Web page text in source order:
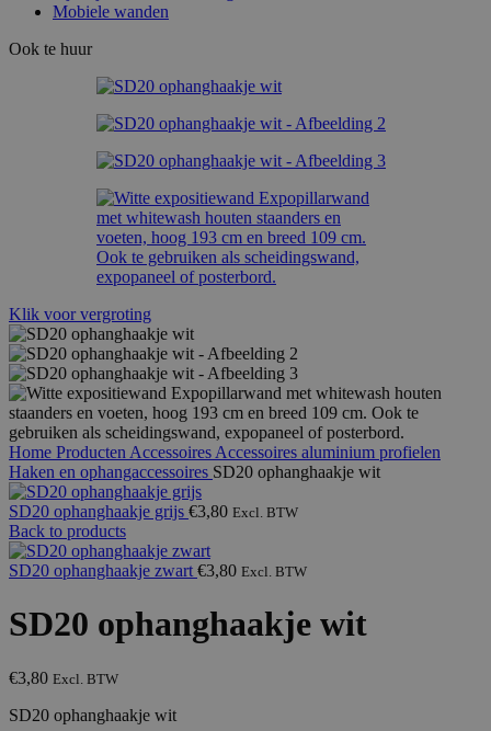
Mobiele wanden
Ook te huur
Klik voor vergroting
Home Producten Accessoires Accessoires aluminium profielen
Haken en ophangaccessoires SD20 ophanghaakje wit
SD20 ophanghaakje grijs €3,80 Excl. BTW
Back to products
SD20 ophanghaakje zwart €3,80 Excl. BTW
SD20 ophanghaakje wit
€3,80 Excl. BTW
SD20 ophanghaakje wit